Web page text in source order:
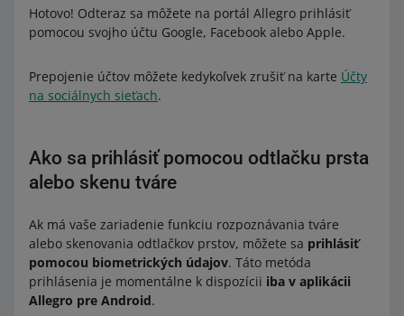
Hotovo! Odteraz sa môžete na portál Allegro prihlásiť
pomocou svojho účtu Google, Facebook alebo Apple.
Prepojenie účtov môžete kedykoľvek zrušiť na karte Účty
na sociálnych sieťach.
Ako sa prihlásiť pomocou odtlačku prsta
alebo skenu tváre
Ak má vaše zariadenie funkciu rozpoznávania tváre
alebo skenovania odtlačkov prstov, môžete sa prihlásiť
pomocou biometrických údajov. Táto metóda
prihlásenia je momentálne k dispozícii iba v aplikácii
Allegro pre Android.